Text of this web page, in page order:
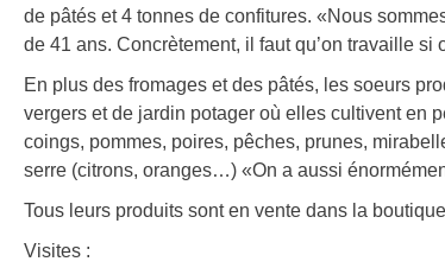
de pâtés et 4 tonnes de confitures. «Nous
de 41 ans. Concrètement, il faut qu’on travaille si
En plus des fromages et des pâtés, les soeurs
vergers et de jardin potager où elles cultivent en
coings, pommes, poires, pêches, prunes,
serre (citrons, oranges…) «On a aussi
Tous leurs produits sont en vente dans la
Visites :